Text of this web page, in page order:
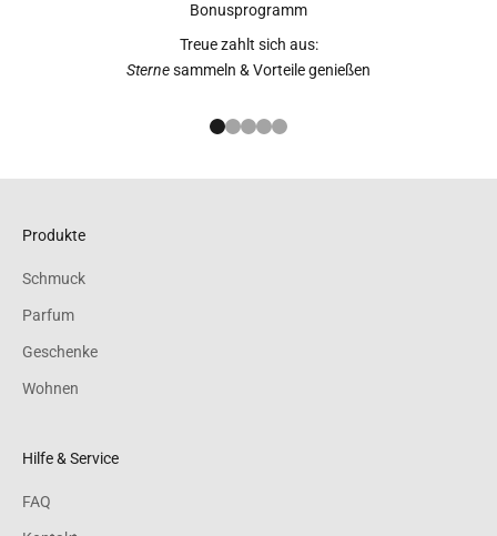
Bonusprogramm
Treue zahlt sich aus:
Sternesammeln & Vorteile genießen
Gehe zu Element 1
Gehe zu Element 2
Gehe zu Element 3
Gehe zu Element 4
Gehe zu Element 5
Produkte
Schmuck
Parfum
Geschenke
Wohnen
Hilfe & Service
FAQ